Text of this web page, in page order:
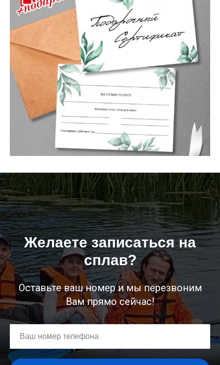
Желаете записаться на
сплав?
Оставьте ваш номер и мы перезвоним
Вам прямо сейчас!